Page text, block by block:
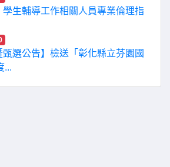
學生輔導工作相關人員專業倫理指
甄選公告】檢送「彰化縣立芬園國
...